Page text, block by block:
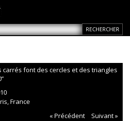
carrés font des cercles et des triangles
France
« Précédent
Suivant »